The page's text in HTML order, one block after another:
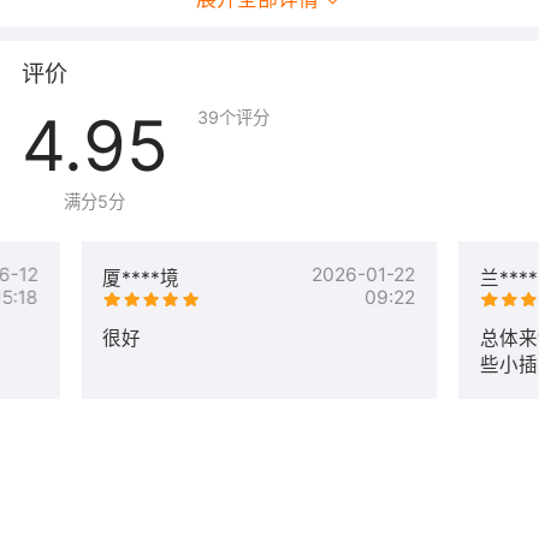
评价
4.95
满分5分
39个评分
厦****境
2026-01-22
09:22
很好
兰
总体
些小
12